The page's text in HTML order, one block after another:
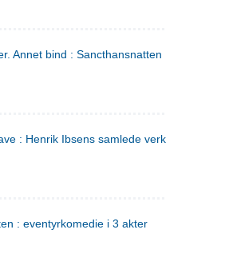
Annet bind : Sancthansnatten ; Fru Inger
: Henrik Ibsens samlede verker. 2
: eventyrkomedie i 3 akter